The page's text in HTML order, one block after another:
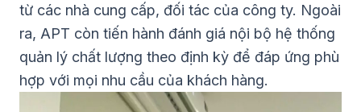
từ các nhà cung cấp, đối tác của công ty. Ngoài
ra, APT còn tiến hành đánh giá nội bộ hệ thống
quản lý chất lượng theo định kỳ để đáp ứng phù
hợp với mọi nhu cầu của khách hàng.